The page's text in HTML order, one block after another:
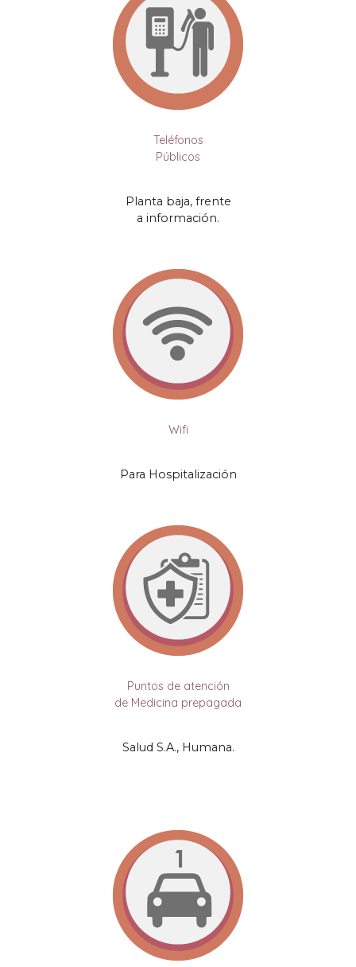
Teléfonos
Públicos
Planta baja, frente
a información.
Wifi
Para Hospitalización
Puntos de atención
de Medicina prepagada
Salud S.A., Humana.